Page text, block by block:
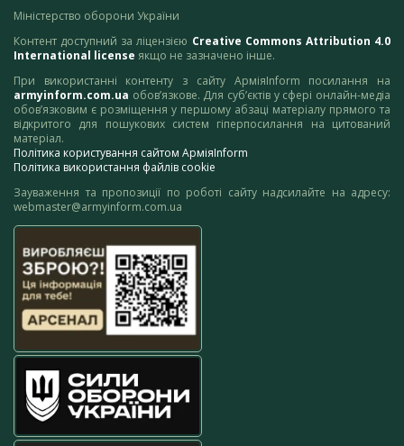
Міністерство оборони України
Контент доступний за ліцензією Creative Commons Attribution 4.0
International license якщо не зазначено інше.
При використанні контенту з сайту АрміяInform посилання на
armyinform.com.ua обов’язкове. Для суб’єктів у сфері онлайн-медіа
обов’язковим є розміщення у першому абзаці матеріалу прямого та
відкритого для пошукових систем гіперпосилання на цитований
матеріал.
Політика користування сайтом АрміяInform
Політика використання файлів cookie
Зауваження та пропозиції по роботі сайту надсилайте на адресу:
webmaster@armyinform.com.ua